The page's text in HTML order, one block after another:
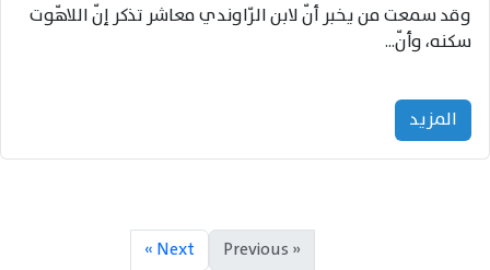
وقد سمعت من يخبر أنّ لابن الرّاوندي معاشر تذكر إنّ اللاهّوت
سكنه، وأنّ...
المزید
Next »